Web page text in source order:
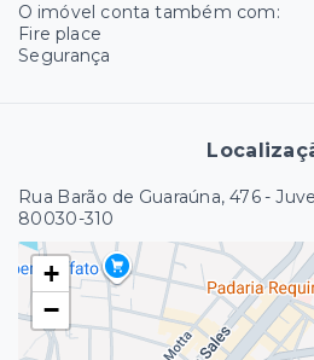
O imóvel conta também com:
Fire place
Segurança
Rua Barão de Guaraúna, 476 -
80030-310
+
−